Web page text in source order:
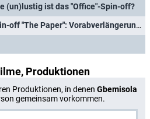
(un)lustig ist das "Office"-Spin-off?
"The Office"-Spin-off "The Paper": Vorabverlängerung und Termin für Deutschlandpremiere
Produktionen
Produktionen, in denen Gbemisola
gemeinsam vorkommen.